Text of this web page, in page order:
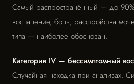
Самый распространённый — до
воспаление, боль, расстройства
типа — наиболее обоснован.
Категория IV — бессимптомный
Случайная находка при анализах.